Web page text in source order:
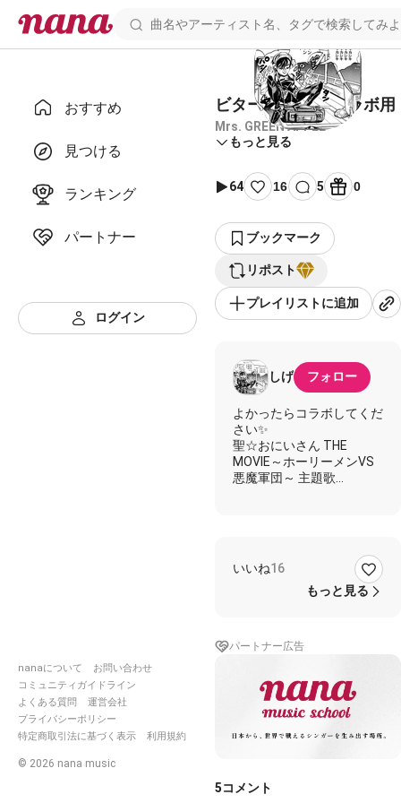
おすすめ
見つける
ランキング
パートナー
ログイン
nanaについて
お問い合わせ
コミュニティガイドライン
よくある質問
運営会社
プライバシーポリシー
特定商取引法に基づく表示
利用規約
© 2026 nana music
ビターバカンス コラボ用
Mrs. GREEN APPLE
もっと見る
64 16 5 0
ブックマーク
リポスト
プレイリストに追加
しげ フォロー
よかったらコラボしてくだ
さい✨
聖☆おにいさん THE
MOVIE～ホーリーメンVS
悪魔軍団～ 主題歌
★息が詰まるような日々が
やれてるし
☆気にしないように「した
涙が出ちゃう 急に
いいね16
もっと見る
パートナー広告
5コメント